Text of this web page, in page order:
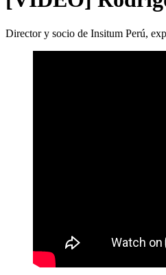
Director y socio de Insitum Perú,